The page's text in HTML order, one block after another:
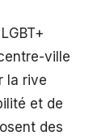
ville
la rive
et de
des